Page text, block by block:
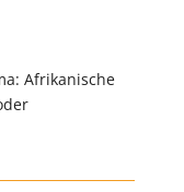
Afrikanische